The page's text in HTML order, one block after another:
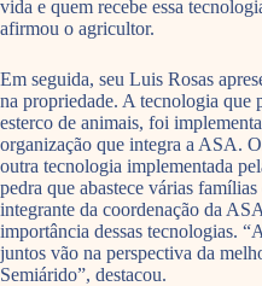
vida e quem recebe essa
afirmou o agricultor.
Em seguida, seu Luis Rosas
na propriedade. A tecnologia que
esterco de animais, foi
organização que integra a ASA.
outra tecnologia implementada
pedra que abastece várias
integrante da coordenação da
importância dessas tecnologias.
juntos vão na perspectiva da
Semiárido”, destacou.